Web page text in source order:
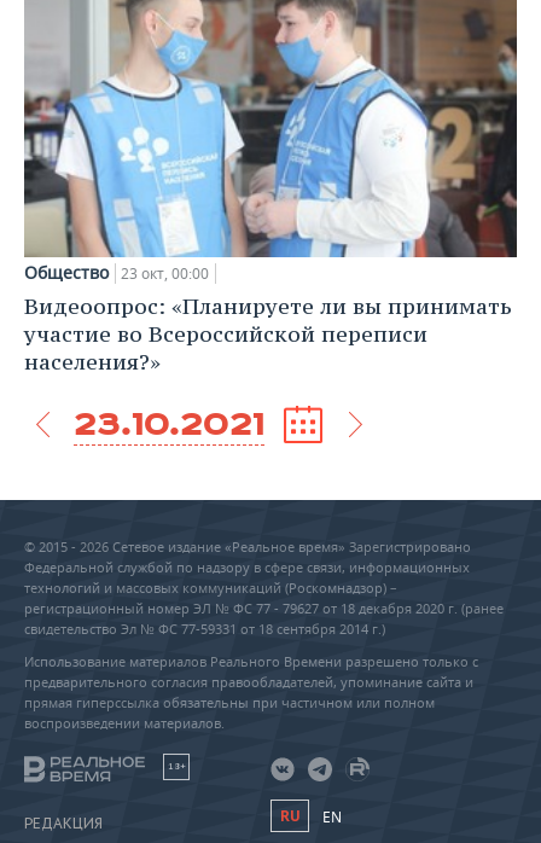
Общество 23 окт, 00:00
Видеоопрос: «Планируете ли вы принимать
участие во Всероссийской переписи
населения?»
23.10.2021
© 2015 - 2026 Сетевое издание «Реальное время» Зарегистрировано
Федеральной службой по надзору в сфере связи, информационных
технологий и массовых коммуникаций (Роскомнадзор) –
регистрационный номер ЭЛ № ФС 77 - 79627 от 18 декабря 2020 г. (ранее
свидетельство Эл № ФС 77-59331 от 18 сентября 2014 г.)
Использование материалов Реального Времени разрешено только с
предварительного согласия правообладателей, упоминание сайта и
прямая гиперссылка обязательны при частичном или полном
воспроизведении материалов.
18+
РЕДАКЦИЯ RU EN